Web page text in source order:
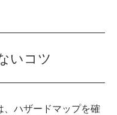
いコツ
、ハザードマップを確